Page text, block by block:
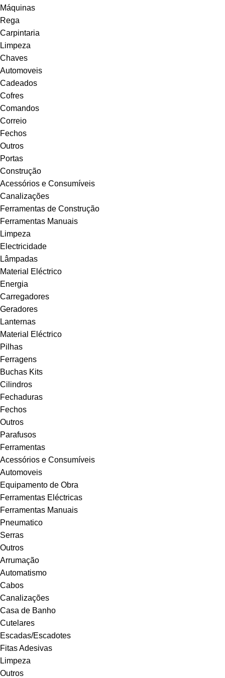
Máquinas
Rega
Carpintaria
Limpeza
Chaves
Automoveis
Cadeados
Cofres
Comandos
Correio
Fechos
Outros
Portas
Construção
Acessórios e Consumíveis
Canalizações
Ferramentas de Construção
Ferramentas Manuais
Limpeza
Electricidade
Lâmpadas
Material Eléctrico
Energia
Carregadores
Geradores
Lanternas
Material Eléctrico
Pilhas
Ferragens
Buchas Kits
Cilindros
Fechaduras
Fechos
Outros
Parafusos
Ferramentas
Acessórios e Consumíveis
Automoveis
Equipamento de Obra
Ferramentas Eléctricas
Ferramentas Manuais
Pneumatico
Serras
Outros
Arrumação
Automatismo
Cabos
Canalizações
Casa de Banho
Cutelares
Escadas/Escadotes
Fitas Adesivas
Limpeza
Outros